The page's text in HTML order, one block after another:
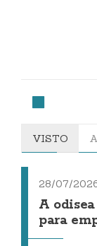
VISTO
28/07/
A
para